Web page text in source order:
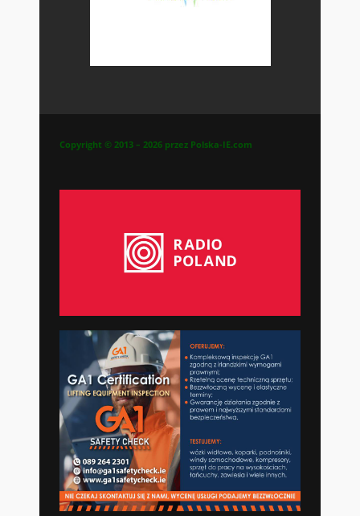
Copyright © 2013 – 2026 przez Polska-IE.com